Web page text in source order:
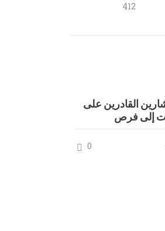
412
القادرين على
إلى فرص
0